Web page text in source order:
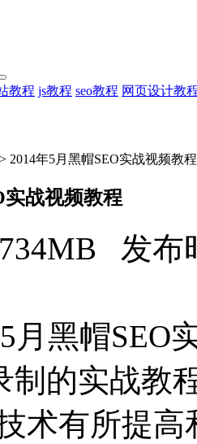
教程 js教程 seo教程 网页设计教
> 2014年5月黑帽SEO实战视频教程
实战视频教程
发
月黑帽SEO
制的实战教
术有所提